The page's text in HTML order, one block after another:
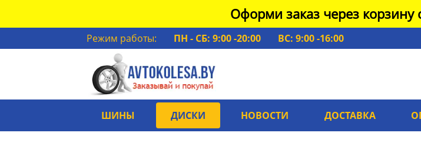
Оформи заказ через корзину
Режим работы: ПН - СБ: 9:00 -20:00
ВС: 9:00 -16:00
ШИНЫ ДИСКИ НОВОСТИ ДОСТАВКА